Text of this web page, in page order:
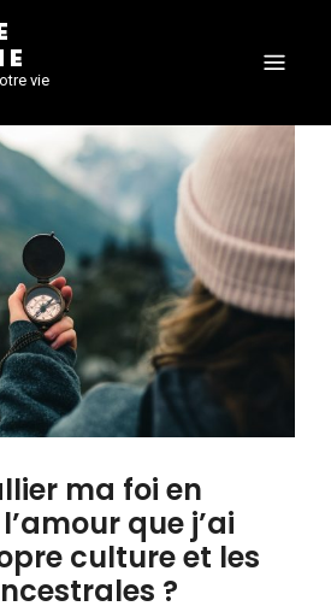
vie
ma foi en
que j’ai
culture et les
?